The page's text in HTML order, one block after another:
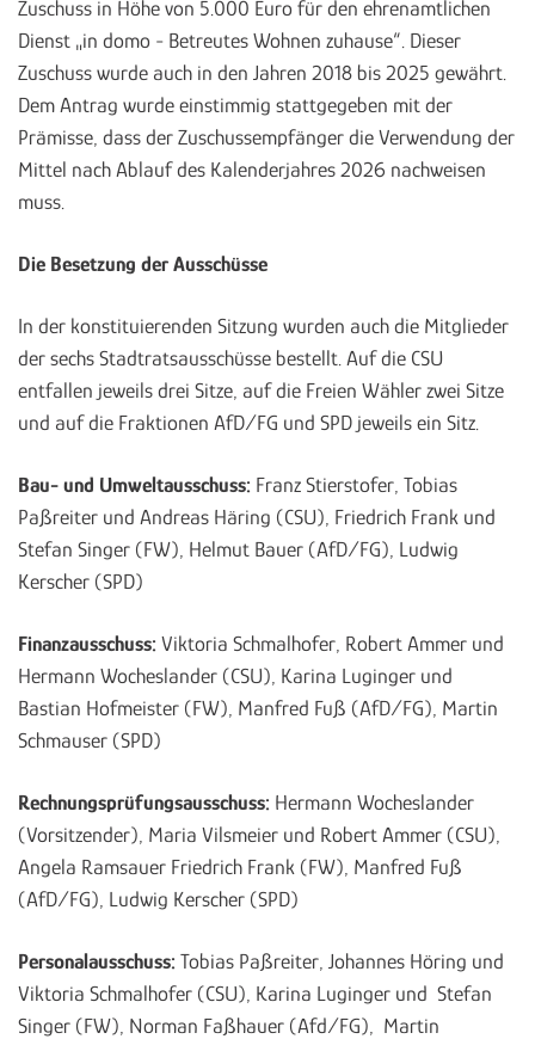
Zuschuss in Höhe von 5.000 Euro für den ehrenamtlichen
Dienst „in domo - Betreutes Wohnen zuhause“. Dieser
Zuschuss wurde auch in den Jahren 2018 bis 2025 gewährt.
Dem Antrag wurde einstimmig stattgegeben mit der
Prämisse, dass der Zuschussempfänger die Verwendung der
Mittel nach Ablauf des Kalenderjahres 2026 nachweisen
muss.
Die Besetzung der Ausschüsse
In der konstituierenden Sitzung wurden auch die Mitglieder
der sechs Stadtratsausschüsse bestellt. Auf die CSU
entfallen jeweils drei Sitze, auf die Freien Wähler zwei Sitze
und auf die Fraktionen AfD/FG und SPD jeweils ein Sitz.
Bau- und Umweltausschuss: Franz Stierstofer, Tobias
Paßreiter und Andreas Häring (CSU), Friedrich Frank und
Stefan Singer (FW), Helmut Bauer (AfD/FG), Ludwig
Kerscher (SPD)
Finanzausschuss: Viktoria Schmalhofer, Robert Ammer und
Hermann Wocheslander (CSU), Karina Luginger und
Bastian Hofmeister (FW), Manfred Fuß (AfD/FG), Martin
Schmauser (SPD)
Rechnungsprüfungsausschuss: Hermann Wocheslander
(Vorsitzender), Maria Vilsmeier und Robert Ammer (CSU),
Angela Ramsauer Friedrich Frank (FW), Manfred Fuß
(AfD/FG), Ludwig Kerscher (SPD)
Personalausschuss: Tobias Paßreiter, Johannes Höring und
Viktoria Schmalhofer (CSU), Karina Luginger und Stefan
Singer (FW), Norman Faßhauer (Afd/FG), Martin